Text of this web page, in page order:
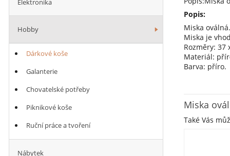
Popis:
Miska oválná.
Miska je
Rozměry: 37
Materiál:
Barva: příro.
Shrnutí
Materiál:
Barva: Příro
Miska
Také Vás
Elektronika
Hobby
Dárkové koše
Galanterie
Chovatelské potřeby
Piknikové koše
Ruční práce a tvoření
Nábytek